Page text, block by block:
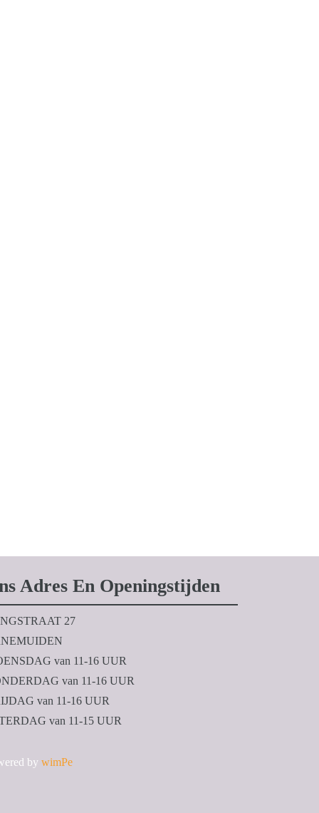
Adres En Openingstijden
27
van 11-16 UUR
van 11-16 UUR
van 11-16 UUR
van 11-15 UUR
by wimPe